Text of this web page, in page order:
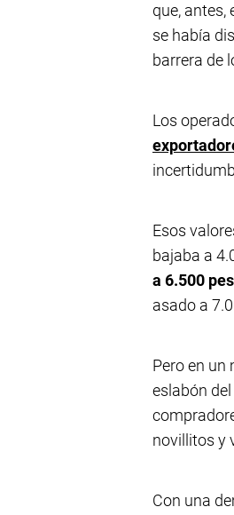
que, antes,
se había
barrera de
Los
Esos
bajaba a
a 6.500
asado a
Pero en un
eslabón
novillitos y
Con una